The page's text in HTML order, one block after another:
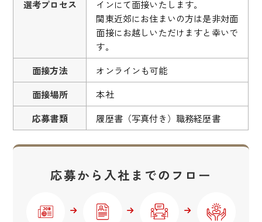
選考プロセス
インにて面接いたします。
関東近郊にお住まいの方は是非対面
面接にお越しいただけますと幸いで
す。
面接方法
オンラインも可能
面接場所
本社
応募書類
履歴書（写真付き）職務経歴書
応募から入社までのフロー